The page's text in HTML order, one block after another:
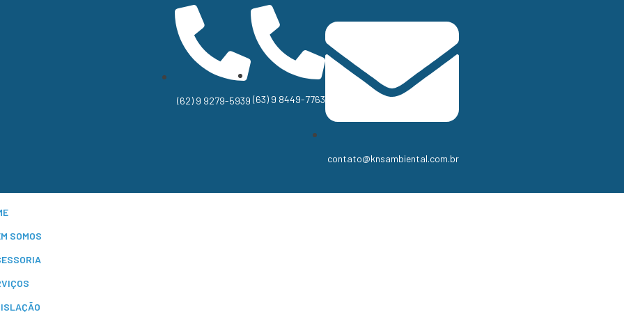
(62) 9 9279-5939 (63) 9 8449-7763
contato@knsambiental.com.br
SOMOS